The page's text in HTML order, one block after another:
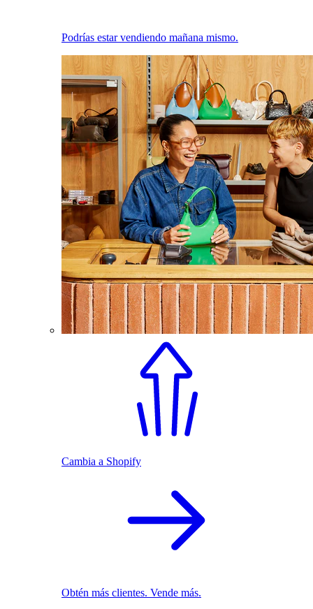
Podrías estar vendiendo mañana mismo.
Cambia a Shopify
Obtén más clientes. Vende más.